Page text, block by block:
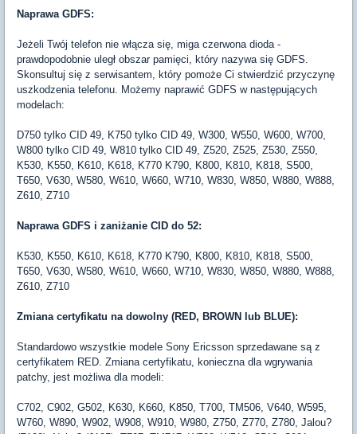
Naprawa GDFS:
Jeżeli Twój telefon nie włącza się, miga czerwona dioda -
prawdopodobnie uległ obszar pamięci, który nazywa się GDFS.
Skonsultuj się z serwisantem, który pomoże Ci stwierdzić przyczynę
uszkodzenia telefonu. Możemy naprawić GDFS w następujących
modelach:
D750 tylko CID 49, K750 tylko CID 49, W300, W550, W600, W700,
W800 tylko CID 49, W810 tylko CID 49, Z520, Z525, Z530, Z550,
K530, K550, K610, K618, K770 K790, K800, K810, K818, S500,
T650, V630, W580, W610, W660, W710, W830, W850, W880, W888,
Z610, Z710
Naprawa GDFS i zaniżanie CID do 52:
K530, K550, K610, K618, K770 K790, K800, K810, K818, S500,
T650, V630, W580, W610, W660, W710, W830, W850, W880, W888,
Z610, Z710
Zmiana certyfikatu na dowolny (RED, BROWN lub BLUE):
Standardowo wszystkie modele Sony Ericsson sprzedawane są z
certyfikatem RED. Zmiana certyfikatu, konieczna dla wgrywania
patchy, jest możliwa dla modeli:
C702, C902, G502, K630, K660, K850, T700, TM506, V640, W595,
W760, W890, W902, W908, W910, W980, Z750, Z770, Z780, Jalou?